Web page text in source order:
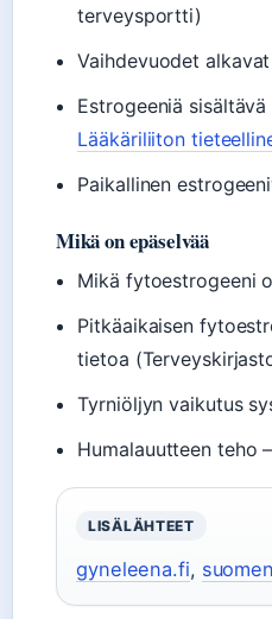
terveysportti)
Vaihdevuodet
Estrogeeniä
Lääkäriliiton
Paikallinen
Mikä on epäselvää
Mikä fytoestrogeeni
Pitkäaikaisen
tietoa
Tyrniöljyn vaikutus
Humalauutteen teho
LISÄLÄHTEET
gyneleena.fi,